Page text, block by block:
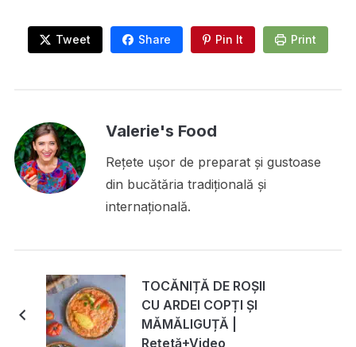
Tweet Share Pin It Print
Valerie's Food
Rețete ușor de preparat și gustoase
din bucătăria tradițională și
internațională.
TOCĂNIȚĂ DE ROȘII
CU ARDEI COPȚI ȘI
MĂMĂLIGUȚĂ |
Rețetă+Video